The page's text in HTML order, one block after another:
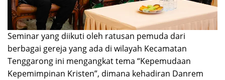
Seminar yang diikuti oleh ratusan pemuda dari
berbagai gereja yang ada di wilayah Kecamatan
Tenggarong ini mengangkat tema “Kepemudaan
Kepemimpinan Kristen”, dimana kehadiran Danrem